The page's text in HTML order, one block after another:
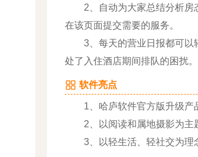
2、自动为大家总结分析房态
在该页面提交需要的服务。
3、每天的营业日报都可以轻
处了入住酒店期间排队的困扰。
软件亮点
1、哈庐软件官方版升级产品
2、以阅读和属地摄影为主题
3、以轻生活、轻社交为理念